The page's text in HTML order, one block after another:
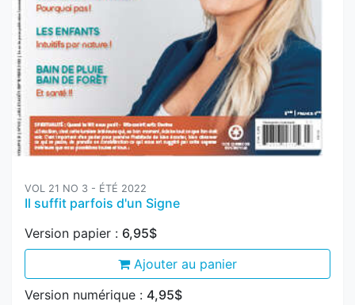
VOL 21 NO 3 - ÉTÉ 2022
Il suffit parfois d'un Signe
Ajouter au panier
Version numérique :4,95$
Ajouter au panier